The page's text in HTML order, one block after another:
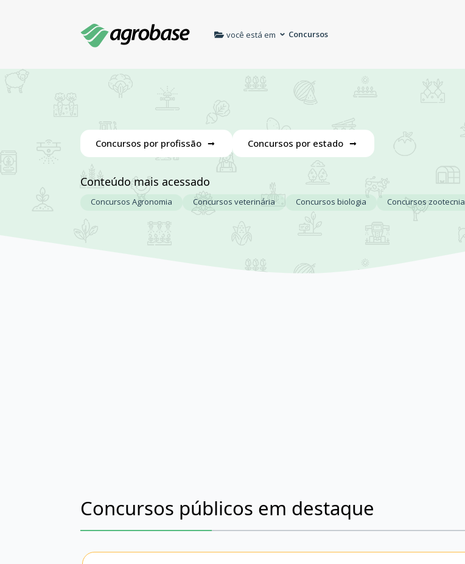
você está em Concursos
Concursos por profissão Concursos por estado
Conteúdo mais acessado
Concursos Agronomia Concursos veterinária Concursos biologia Concursos zootecnia
Concursos públicos em destaque